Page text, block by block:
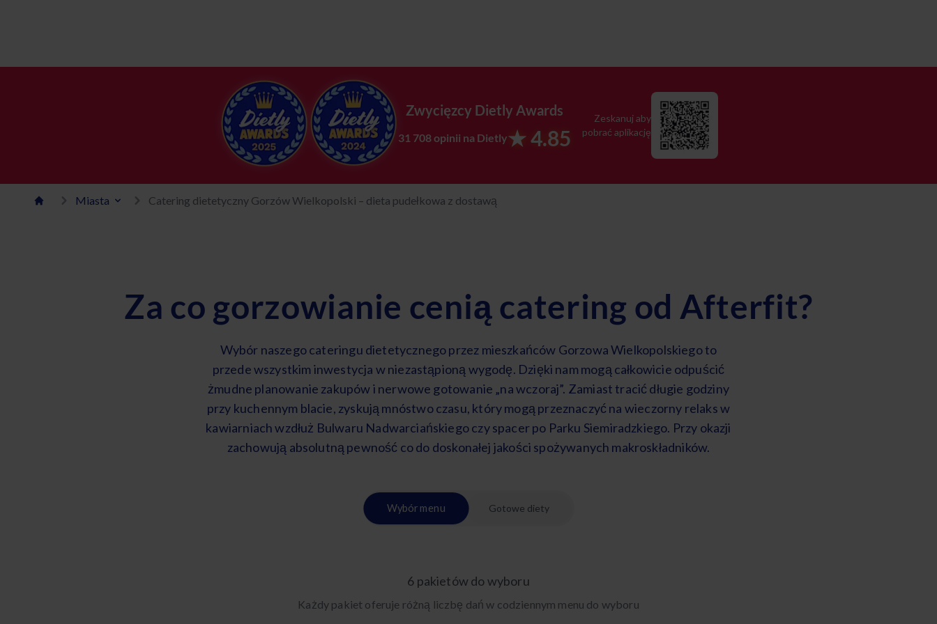
Zwycięzcy Dietly Awards
31 708 opinii na Dietly★ 4.85
Zeskanuj aby
pobrać aplikację
Miasta Catering dietetyczny Gorzów Wielkopolski – dieta pudełkowa z dostawą
Za co gorzowianie cenią catering od Afterfit?
Wybór naszego cateringu dietetycznego przez mieszkańców Gorzowa Wielkopolskiego to
przede wszystkim inwestycja w niezastąpioną wygodę. Dzięki nam mogą całkowicie odpuścić
żmudne planowanie zakupów i nerwowe gotowanie „na wczoraj”. Zamiast tracić długie godziny
przy kuchennym blacie, zyskują mnóstwo czasu, który mogą przeznaczyć na wieczorny relaks w
kawiarniach wzdłuż Bulwaru Nadwarciańskiego czy spacer po Parku Siemiradzkiego. Przy okazji
zachowują absolutną pewność co do doskonałej jakości spożywanych makroskładników.
Wybór menu Gotowe diety
6 pakietów do wyboru
Każdy pakiet oferuje różną liczbę dań w codziennym menu do wyboru